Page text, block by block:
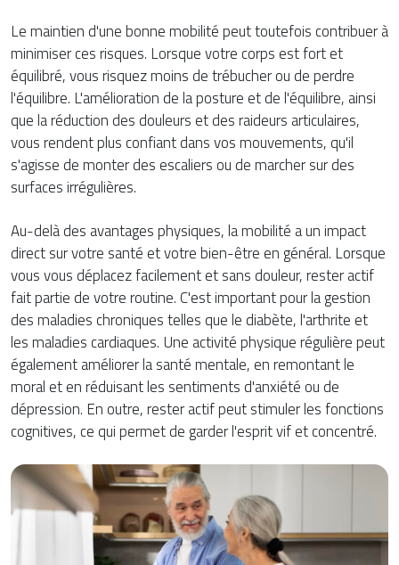
Le maintien d'une bonne mobilité peut toutefois contribuer à
minimiser ces risques. Lorsque votre corps est fort et
équilibré, vous risquez moins de trébucher ou de perdre
l'équilibre. L'amélioration de la posture et de l'équilibre, ainsi
que la réduction des douleurs et des raideurs articulaires,
vous rendent plus confiant dans vos mouvements, qu'il
s'agisse de monter des escaliers ou de marcher sur des
surfaces irrégulières.
Au-delà des avantages physiques, la mobilité a un impact
direct sur votre santé et votre bien-être en général. Lorsque
vous vous déplacez facilement et sans douleur, rester actif
fait partie de votre routine. C'est important pour la gestion
des maladies chroniques telles que le diabète, l'arthrite et
les maladies cardiaques. Une activité physique régulière peut
également améliorer la santé mentale, en remontant le
moral et en réduisant les sentiments d'anxiété ou de
dépression. En outre, rester actif peut stimuler les fonctions
cognitives, ce qui permet de garder l'esprit vif et concentré.